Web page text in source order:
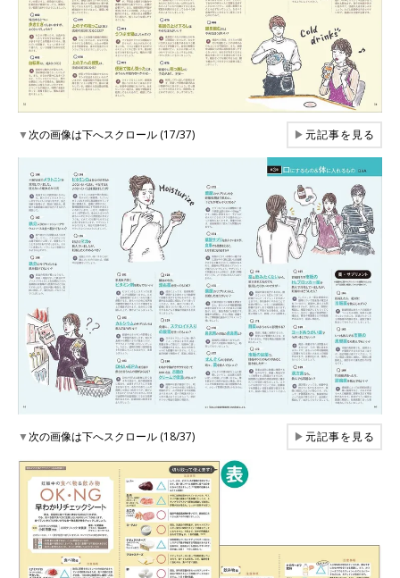
▼次の画像は下へスクロール (17/37) ▶元記事を見る
▼次の画像は下へスクロール (18/37) ▶元記事を見る